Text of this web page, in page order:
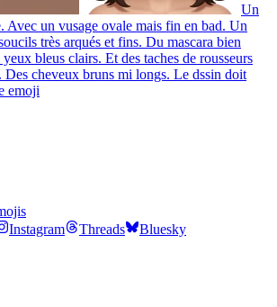
Un
Avec un vusage ovale mais fin en bad. Un
très arqués et fins. Du mascara bien
bleus clairs. Et des taches de rousseurs
Des cheveux bruns mi longs. Le dssin doit
emoji
Instagram Threads Bluesky